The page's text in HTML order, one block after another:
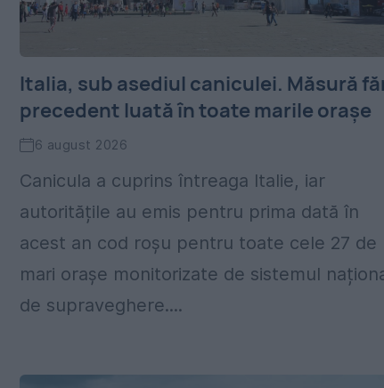
Italia, sub asediul caniculei. Măsură
precedent luată în toate marile orașe
6 august 2026
Canicula a cuprins întreaga Italie, iar
autoritățile au emis pentru prima dată în
acest an cod roșu pentru toate cele 27 de
mari orașe monitorizate de sistemul
de supraveghere....